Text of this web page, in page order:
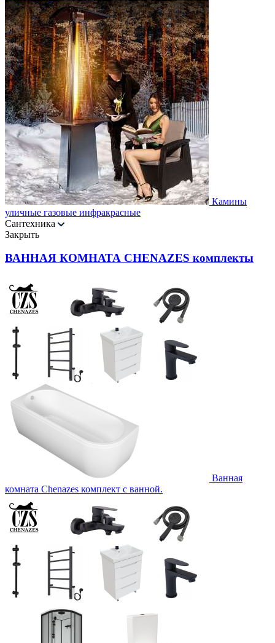
Камины
уличные газовые инфракрасные
Сантехника
Закрыть
ВАННАЯ КОМНАТА CHENAZES комплекты
Ванная
комната Chenazes комплект с ванной.